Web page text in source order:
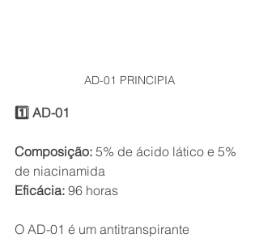
AD-01 PRINCIPIA
1️⃣ AD-01
Composição: 5% de ácido lático e 5%
de niacinamida
Eficácia: 96 horas
O AD-01 é um antitranspirante